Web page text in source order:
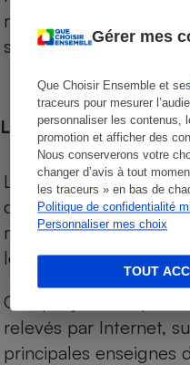
Gérer mes
Que Choisir Ensemble et
traceurs pour mesurer
personnaliser les contenus,
promotion et afficher des
Nous conserverons votre
changer d’avis à tout
les traceurs » en bas de
Politique de confidentialité
Personnaliser mes choix
TOUT
niveau de prix des
sur le territoire
Les comparaisons de
Les comparaisons sont
des produits des
marques de
leurs équivalents
Chaque jour, les prix
relevés par Internet,
principales enseignes